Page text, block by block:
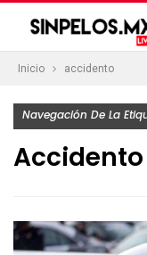
Inicio accidento
Navegación De La
Accidento